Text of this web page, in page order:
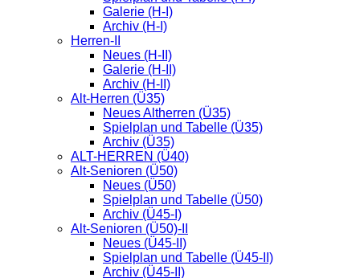
Galerie (H-I)
Archiv (H-I)
Herren-II
Neues (H-II)
Galerie (H-II)
Archiv (H-II)
Alt-Herren (Ü35)
Neues Altherren (Ü35)
Spielplan und Tabelle (Ü35)
Archiv (Ü35)
ALT-HERREN (Ü40)
Alt-Senioren (Ü50)
Neues (Ü50)
Spielplan und Tabelle (Ü50)
Archiv (Ü45-I)
Alt-Senioren (Ü50)-II
Neues (Ü45-II)
Spielplan und Tabelle (Ü45-II)
Archiv (Ü45-II)